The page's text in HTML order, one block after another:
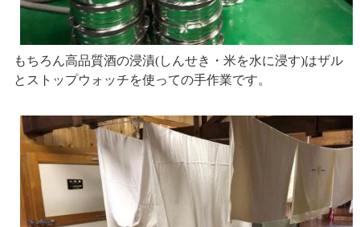
もちろん高品質酒の浸漬(しんせき・米を水に浸す)はザル
とストップウォッチを使っての手作業です。